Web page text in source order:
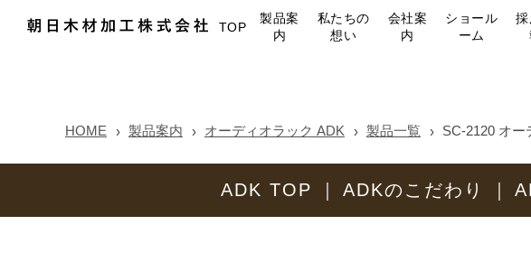
TOP
製品案
内
私たちの
想い
会社案
内
ショール
ーム
採
HOME 製品案内 オーディオラック ADK 製品一覧 SC-2120 オ
ADK TOP ADKのこだわり